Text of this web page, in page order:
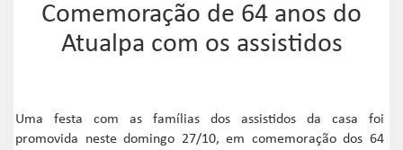
Comemoração de 64 anos do
Atualpa com os assistidos
Uma festa com as famílias dos assistidos da casa foi
promovida neste domingo 27/10, em comemoração dos 64